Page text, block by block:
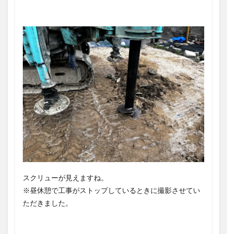
スクリューが見えますね。
※昼休憩で工事がストップしているときに撮影させてい
ただきました。